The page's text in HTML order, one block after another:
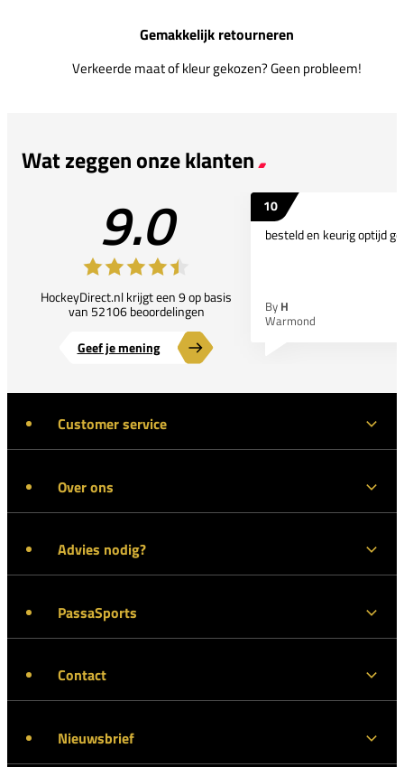
Gemakkelijk retourneren
Verkeerde maat of kleur gekozen? Geen probleem!
Wat zeggen onze klanten
9.0
HockeyDirect.nl krijgt een 9 op basis
van 52106 beoordelingen
Geef je mening
10
besteld en keurig optijd
By H
Warmond
Customer service
Over ons
Advies nodig?
PassaSports
Contact
Nieuwsbrief